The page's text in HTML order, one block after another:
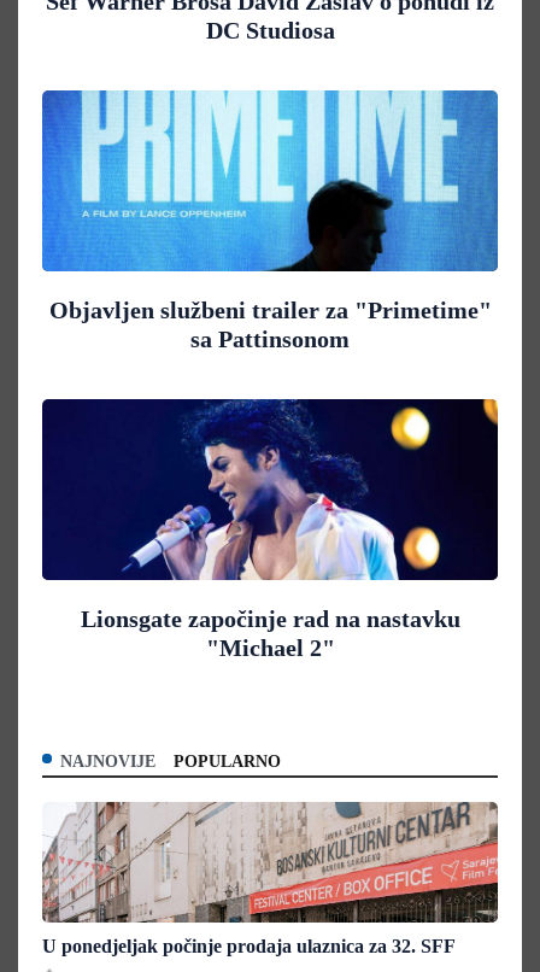
DC Studiosa
Objavljen službeni trailer za "Primetime"
sa Pattinsonom
Lionsgate započinje rad na nastavku
"Michael 2"
NAJNOVIJE POPULARNO
U ponedjeljak počinje prodaja ulaznica za 32. SFF